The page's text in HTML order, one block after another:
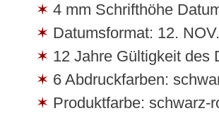
4 mm Schrifthöhe
Datumsformat: 12.
12 Jahre Gültigkeit des
6 Abdruckfarben:
Produktfarbe: schwarz-